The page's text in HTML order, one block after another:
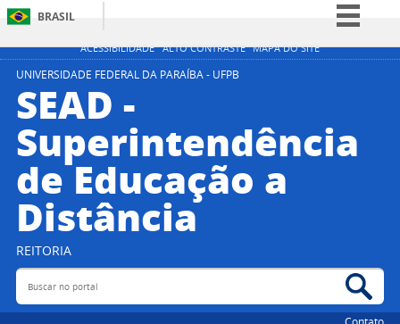
ACESSIBILIDADE ALTO CONTRASTE MAPA DO SITE
BRASIL
Simplifique!
Acesso à informação
Legislação
Canais
UNIVERSIDADE FEDERAL DA PARAÍBA - UFPB
SEAD -
Superintendência
de Educação a
Distância
REITORIA
Buscar no portal